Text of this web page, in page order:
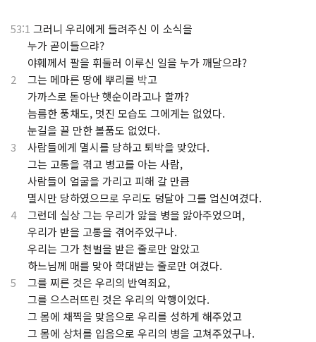
53:1 그러니 우리에게 들려주신 이 소식을
누가 곧이들으랴?
야훼께서 팔을 휘둘러 이루신 일을 누가 깨달으랴?
2 그는 메마른 땅에 뿌리를 박고
가까스로 돋아난 햇순이라고나 할까?
늠름한 풍채도, 멋진 모습도 그에게는 없었다.
눈길을 끌 만한 볼품도 없었다.
3 사람들에게 멸시를 당하고 퇴박을 맞았다.
그는 고통을 겪고 병고를 아는 사람,
사람들이 얼굴을 가리고 피해 갈 만큼
멸시만 당하였으므로 우리도 덩달아 그를 업신여겼다.
4그런데 실상 그는 우리가 앓을 병을 앓아주었으며,
우리가 받을 고통을 겪어주었구나.
우리는 그가 천벌을 받은 줄로만 알았고
하느님께 매를 맞아 학대받는 줄로만 여겼다.
5 그를 찌른 것은 우리의 반역죄요,
그를 으스러뜨린 것은 우리의 악행이었다.
그 몸에 채찍을 맞음으로 우리를 성하게 해주었고
그 몸에 상처를 입음으로 우리의 병을 고쳐주었구나.